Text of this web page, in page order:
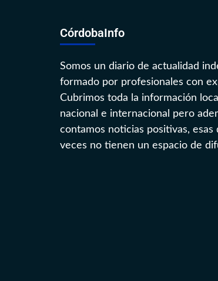
CórdobaInfo
Somos un diario de actualidad
formado por profesionales con
Cubrimos toda la información
nacional e internacional pero
contamos noticias positivas, esas
veces no tienen un espacio de